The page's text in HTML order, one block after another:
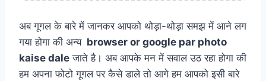
अब गूगल के बारे में जानकर आपको थोड़ा-थोड़ा समझ में आने लग
गया होगा की अन्य browser or google par photo
kaise dale जाते है। अब आपके मन में सवाल उठ रहा होगा की
हम अपना फोटो गूगल पर कैसे डाले तो आगे हम आपको इसी बारे